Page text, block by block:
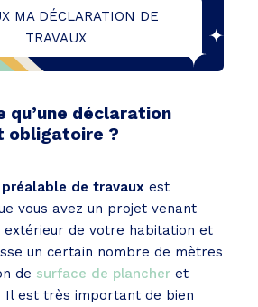
MA DÉCLARATION DE
TRAVAUX
qu’une déclaration
obligatoire ?
de travaux est
vous avez un projet venant
extérieur de votre habitation et
un certain nombre de mètres
de surface de plancher et
Il est très important de bien